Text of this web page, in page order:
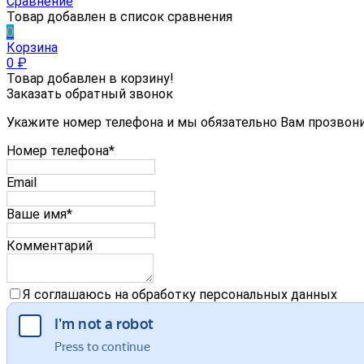
Товар добавлен в список сравнения
0
Корзина
0 ₽
Товар добавлен в корзину!
Заказать обратный звонок
Укажите номер телефона и мы обязательно Вам
Номер телефона*
Email
Ваше имя*
Комментарий
Я соглашаюсь на обработку персональных данных